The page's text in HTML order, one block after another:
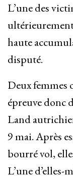
L’une des
haute
disputé.
Deux femmes
épreuve donc
Land
9 mai. Après
bourré vol,
L’une d’elles-